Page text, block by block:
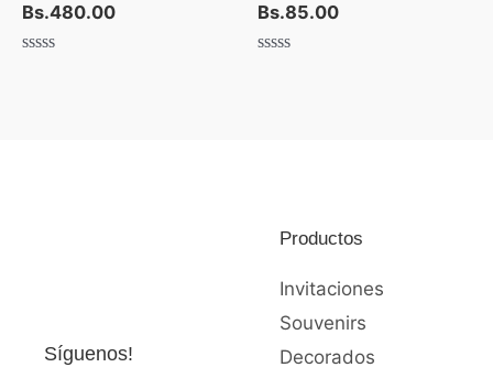
Bs.480.00 Bs.85.00
Síguenos!
Productos
Invitaciones
Souvenirs
Decorados